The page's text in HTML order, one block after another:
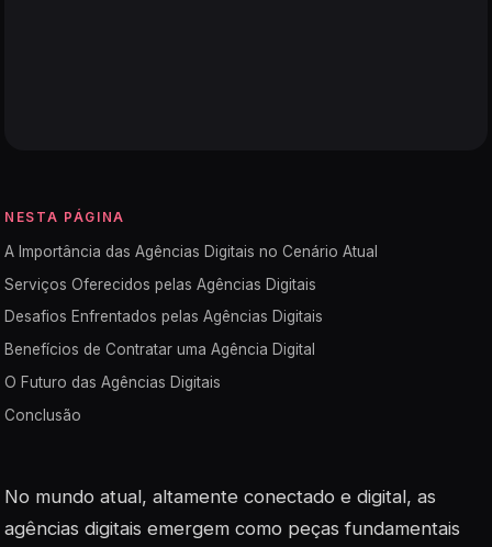
NESTA PÁGINA
A Importância das Agências Digitais no Cenário Atual
Serviços Oferecidos pelas Agências Digitais
Desafios Enfrentados pelas Agências Digitais
Benefícios de Contratar uma Agência Digital
O Futuro das Agências Digitais
Conclusão
No mundo atual, altamente conectado e digital, as
agências digitais emergem como peças fundamentais